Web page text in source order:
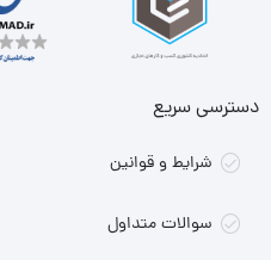
دسترسی سریع
شرایط و قوانین
سوالات متداول